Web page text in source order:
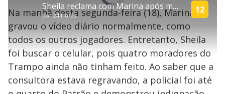
is
loading. Sheila reclama com Marina após moradora decidir regravar vídeo diário | Casa do Patrão
por 24 Horas
12
a
window.
This
modal
be
the
Anúncios bloqueados
Para continuar assistindo esse vídeo, por favor desabilite seu
bloqueador de anúncios e recarregue a página.
Recarregar
Na manhã desta segunda-feira (18), Marina
gravou o vídeo diário normalmente, como
todos os outros jogadores. Entretanto, Sheila
foi buscar o celular, pois quatro moradores do
Trampo ainda não tinham feito. Ao saber que a
consultora estava regravando, a policial foi até